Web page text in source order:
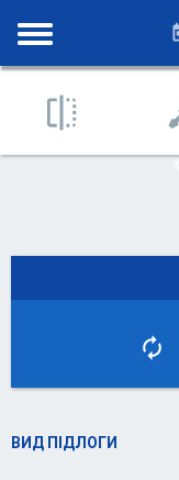
ВИД ПІДЛОГИ